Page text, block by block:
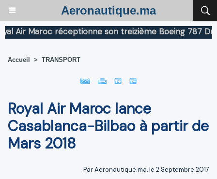
Aeronautique.ma
Maroc réceptionne son treizième Boeing 787
Accueil > TRANSPORT
Royal Air Maroc lance
Casablanca-Bilbao à partir de
Mars 2018
Par Aeronautique.ma, le 2 Septembre 2017